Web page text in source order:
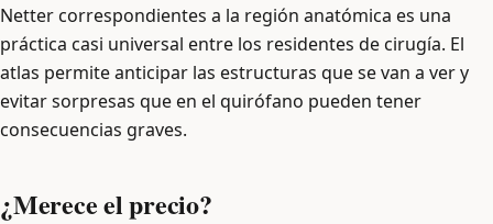
Netter correspondientes a la región anatómica es una
práctica casi universal entre los residentes de cirugía. El
atlas permite anticipar las estructuras que se van a ver y
evitar sorpresas que en el quirófano pueden tener
consecuencias graves.
¿Merece el precio?